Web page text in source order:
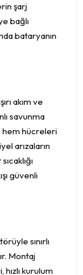
şarj
bağlı
bataryanın
akım ve
savunma
hem hücreleri
arızaların
güvenli
sınırlı
Montaj
kurulum